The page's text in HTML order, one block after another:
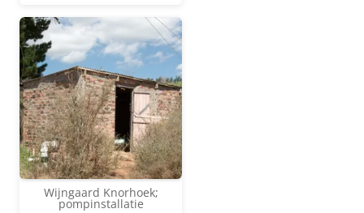
Wijngaard Knorhoek;
pompinstallatie